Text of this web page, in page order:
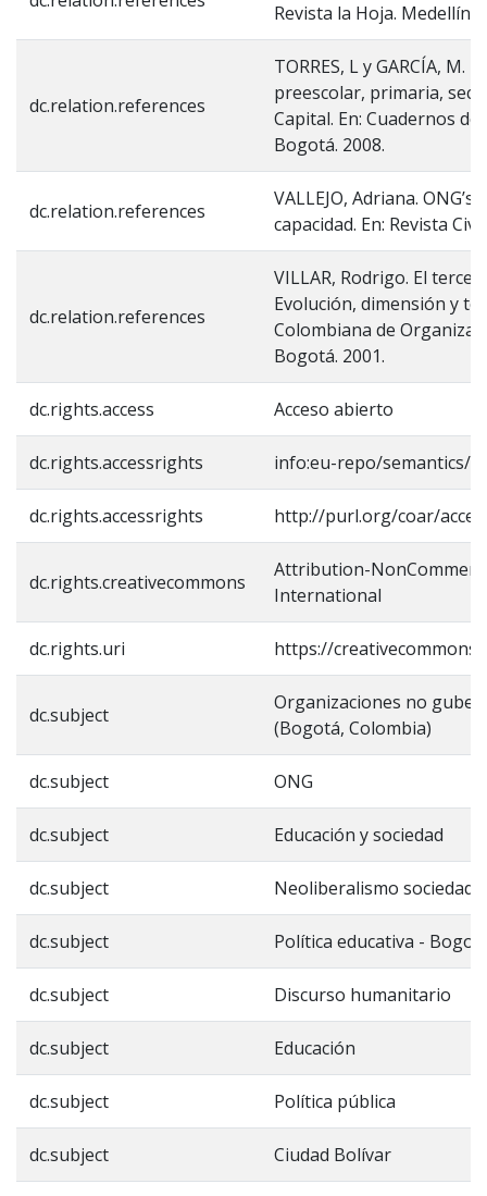
Revista la Hoja. Medellín.
dc.relation.references
TORRES, L y GARCÍA, M.
preescolar, primaria,
Capital. En: Cuadernos de
Bogotá. 2008.
dc.relation.references
VALLEJO, Adriana.
capacidad. En: Revista
dc.relation.references
VILLAR, Rodrigo. El
Evolución, dimensión y
Colombiana de
Bogotá. 2001.
dc.rights.access Acceso abierto
dc.rights.accessrights info:eu-repo/semantics/
dc.rights.accessrights http://purl.org/coar/
dc.rights.creativecommons
Attribution-
International
dc.rights.uri https://
dc.subject
Organizaciones no
(Bogotá, Colombia)
dc.subject ONG
dc.subject Educación y sociedad
dc.subject Neoliberalismo sociedad
dc.subject Política educativa -
dc.subject Discurso humanitario
dc.subject Educación
dc.subject Política pública
dc.subject Ciudad Bolívar